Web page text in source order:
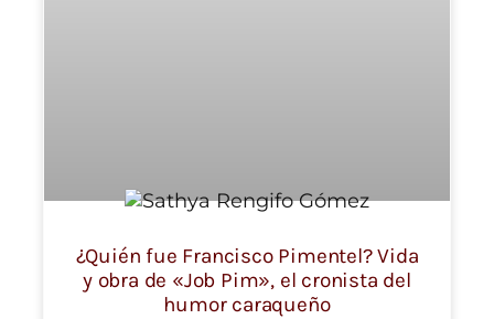
¿Quién fue Francisco Pimentel? Vida
y obra de «Job Pim», el cronista del
humor caraqueño